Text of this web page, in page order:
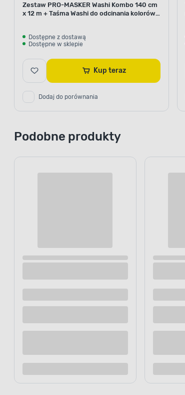
Zestaw PRO-MASKER Washi Kombo 140 cm
x 12 m + Taśma Washi do odcinania kolorów
Dostępne z dostawą
Dostępne w sklepie
Kup teraz
Dodaj do porównania
Podobne produkty